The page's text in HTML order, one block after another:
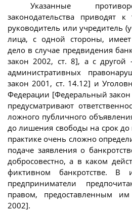
Указанные
законодательства приводят
руководитель или учредитель
лица, с одной стороны,
дело в случае предвидения
закон 2002, ст. 8], а с другой
административных
закон 2001, ст. 14.12] и
Федерации [Федеральный закон
предусматривают
ложного публичного
до лишения свободы на срок до
практике очень сложно
подаче заявления о
добросовестно, а в каком
фиктивном банкротстве. В
предприниматели
правом, предоставленным
2002].